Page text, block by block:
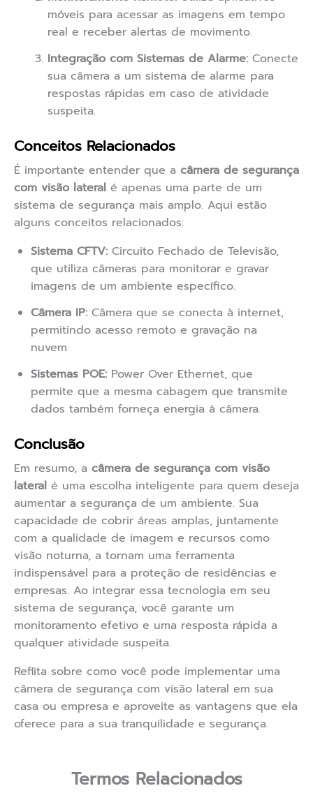
móveis para acessar as imagens em tempo
real e receber alertas de movimento.
Integração com Sistemas de Alarme: Conecte
sua câmera a um sistema de alarme para
respostas rápidas em caso de atividade
suspeita.
Conceitos Relacionados
É importante entender que a câmera de segurança
com visão lateral é apenas uma parte de um
sistema de segurança mais amplo. Aqui estão
alguns conceitos relacionados:
Sistema CFTV: Circuito Fechado de Televisão,
que utiliza câmeras para monitorar e gravar
imagens de um ambiente específico.
Câmera IP: Câmera que se conecta à internet,
permitindo acesso remoto e gravação na
nuvem.
Sistemas POE: Power Over Ethernet, que
permite que a mesma cabagem que transmite
dados também forneça energia à câmera.
Conclusão
Em resumo, a câmera de segurança com visão
lateral é uma escolha inteligente para quem deseja
aumentar a segurança de um ambiente. Sua
capacidade de cobrir áreas amplas, juntamente
com a qualidade de imagem e recursos como
visão noturna, a tornam uma ferramenta
indispensável para a proteção de residências e
empresas. Ao integrar essa tecnologia em seu
sistema de segurança, você garante um
monitoramento efetivo e uma resposta rápida a
qualquer atividade suspeita.
Reflita sobre como você pode implementar uma
câmera de segurança com visão lateral em sua
casa ou empresa e aproveite as vantagens que ela
oferece para a sua tranquilidade e segurança.
Termos Relacionados